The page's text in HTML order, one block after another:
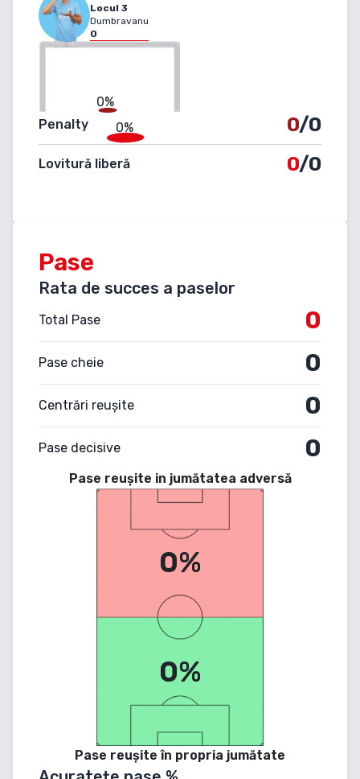
Locul 3
Dumbravanu
0
0%
0%
Penalty 0/0
Lovitură liberă 0/0
Pase
Rata de succes a paselor
Total Pase 0
Pase cheie 0
Centrări reușite 0
Pase decisive 0
Pase reușite in jumătatea adversă
0%
0%
Pase reușite în propria jumătate